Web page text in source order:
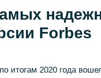
Forbes
итогам 2020 года